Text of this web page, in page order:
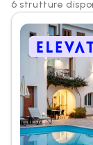
6 strutture